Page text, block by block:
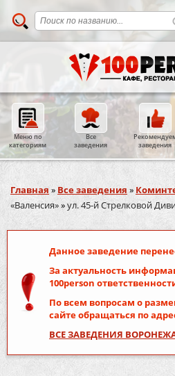
Меню по
категориям
Все
заведения
заведения
Вы здесь
Главная » Все заведения »
«Валенсия»»ул. 45-й Стрелковой
Данное заведение
За актуальность
100person
По всем вопросам о
сайте обращаться по
ВСЕ ЗАВЕДЕНИЯ